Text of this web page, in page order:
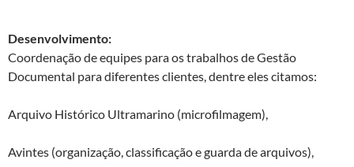
Desenvolvimento:
Coordenação de equipes para os trabalhos de Gestão
Documental para diferentes clientes, dentre eles citamos:
Arquivo Histórico Ultramarino (microfilmagem),
Avintes (organização, classificação e guarda de arquivos),